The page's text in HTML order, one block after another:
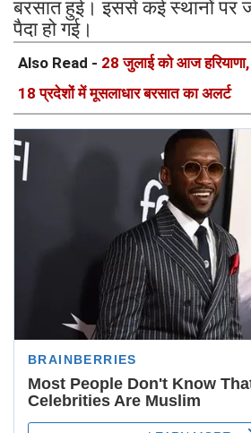
बरसात हुई। इससे कई स्थानों पर
पैदा हो गई।
Also Read - 28 जुलाई को आज
18 प्रदेशों में मूसलाधार बरसात का अलर्ट